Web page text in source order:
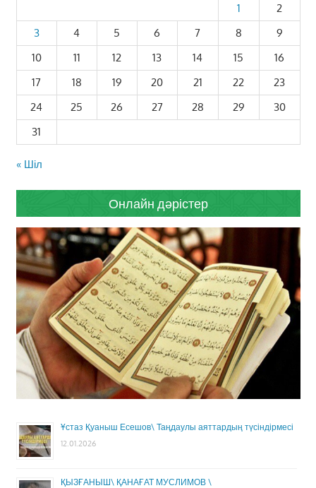
1
2
3
4 5 6 7 8
9
10
11 12 13 14 15
16
17
18 19 20 21 22
23
24
25 26 27 28 29
30
31
« Шіл
Онлайн дәрістер
Ұстаз Қуаныш Есешов\ Таңдаулы аяттардың түсіндірмесі
12.01.2026
ҚЫЗҒАНЫШ\ ҚАНАҒАТ МУСЛИМОВ \